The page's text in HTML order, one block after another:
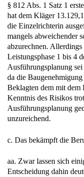
§ 812 Abs. 1 Satz 1
hat dem Kläger
die Einzelrichterin
mangels abweichender
abzurechnen.
Leistungsphase 1 bis 4
Ausführungsplanung
da die
Beklagten dem mit dem
Kenntnis des Risikos
Ausführungsplanung
unzureichend.
c. Das bekämpft die
aa. Zwar lassen sich
Entscheidung dahin